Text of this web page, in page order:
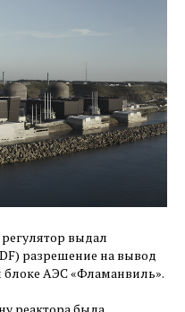
выдал
разрешение на вывод
блоке АЭС «Фламанвиль».